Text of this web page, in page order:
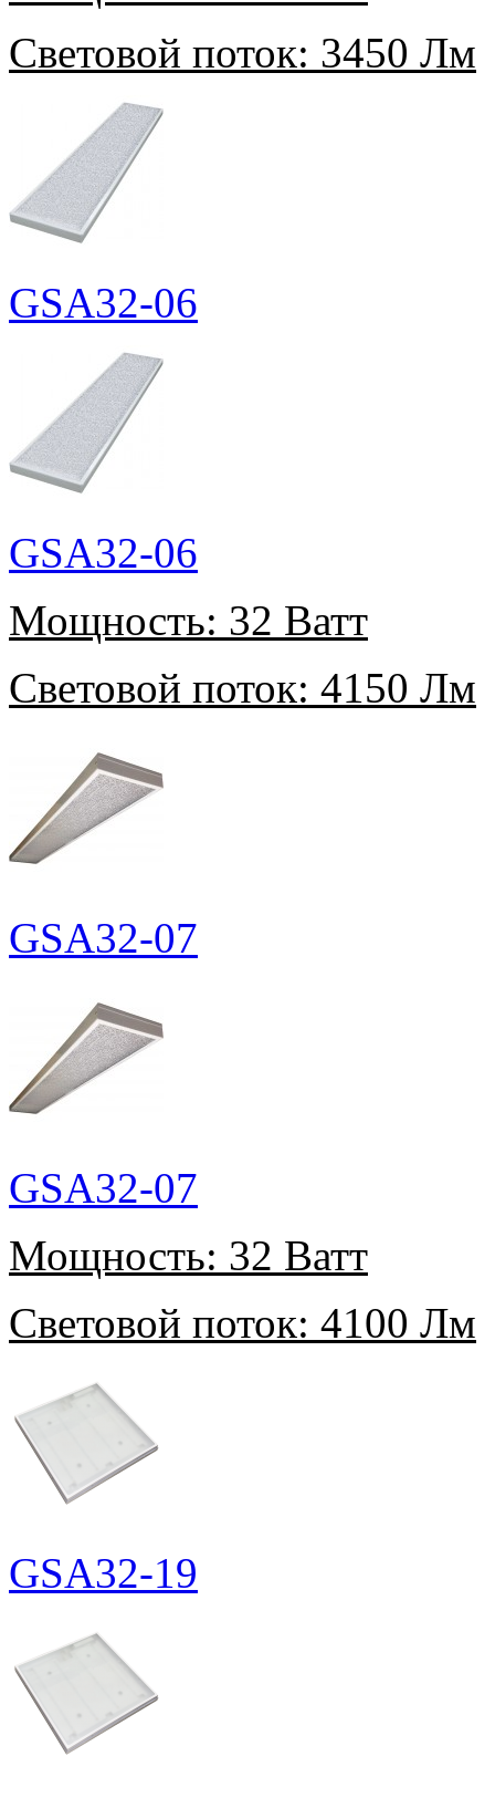
Световой поток: 3450 Лм
GSA32-06
GSA32-06
Мощность: 32 Ватт
Световой поток: 4150 Лм
GSA32-07
GSA32-07
Мощность: 32 Ватт
Световой поток: 4100 Лм
GSA32-19